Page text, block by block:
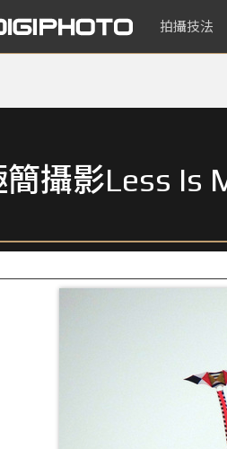
拍攝技法
簡攝影Less Is